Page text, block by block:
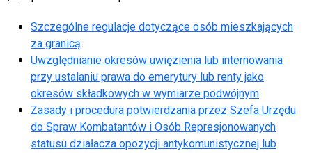
Szczególne regulacje dotyczące osób mieszkających
za granicą
Uwzględnianie okresów uwięzienia lub internowania
przy ustalaniu prawa do emerytury lub renty jako
okresów składkowych w wymiarze podwójnym
Zasady i procedura potwierdzania przez Szefa Urzędu
do Spraw Kombatantów i Osób Represjonowanych
statusu działacza opozycji antykomunistycznej lub